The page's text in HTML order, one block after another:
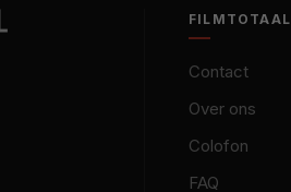
FILMTOTAAL
Contact
Over ons
Colofon
FAQ